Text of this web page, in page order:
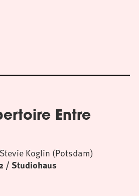
Entre
/ Studiohaus
Koglin (Potsdam)